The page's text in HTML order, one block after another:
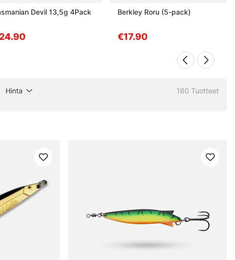
Devil 13,5g 4Pack Berkley Roru (5-pack)
€17.90
Hinta 160 Tuotteet